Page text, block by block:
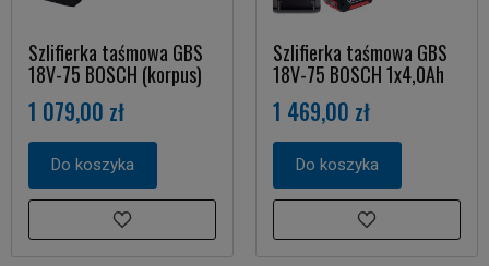
Szlifierka taśmowa GBS
18V-75 BOSCH (korpus)
1 079,00 zł
Do koszyka
Szlifierka taśmowa GBS
18V-75 BOSCH 1x4,0Ah
1 469,00 zł
Do koszyka